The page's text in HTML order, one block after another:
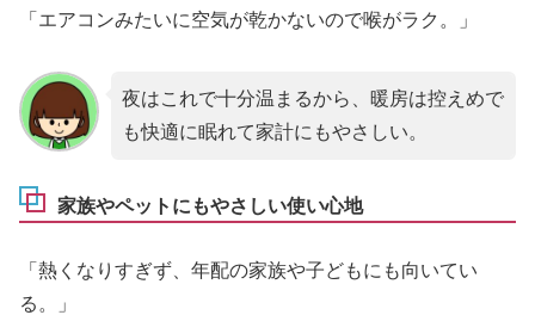
「エアコンみたいに空気が乾かないので喉がラク。」
夜はこれで十分温まるから、暖房は控えめで
も快適に眠れて家計にもやさしい。
家族やペットにもやさしい使い心地
「熱くなりすぎず、年配の家族や子どもにも向いてい
る。」